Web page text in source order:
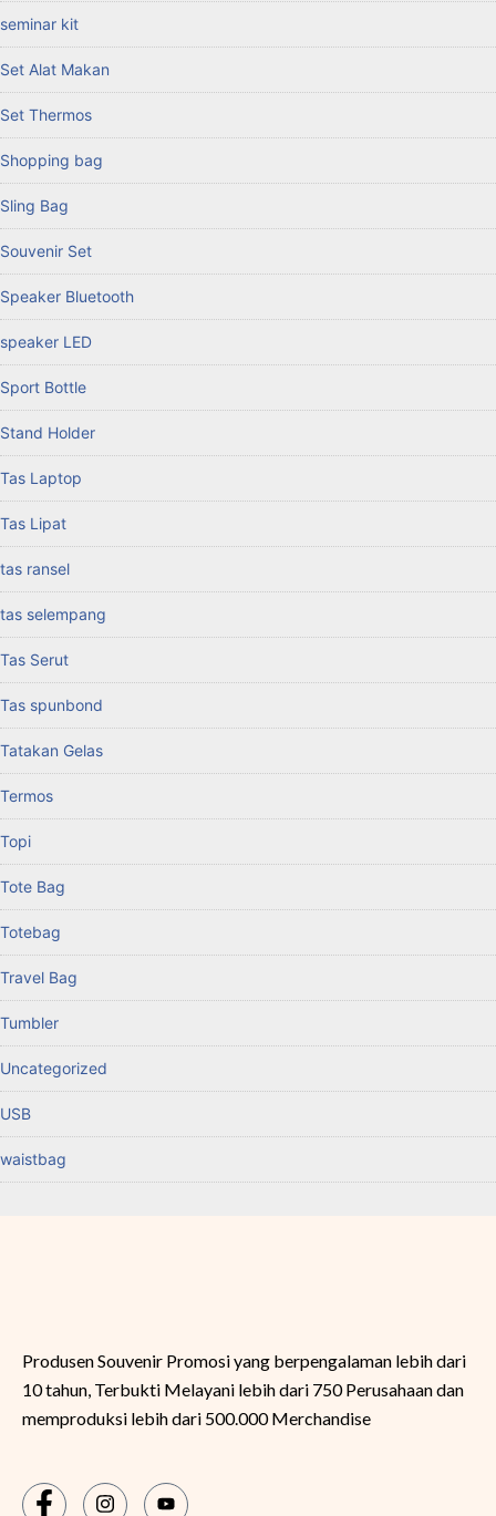
seminar kit
Set Alat Makan
Set Thermos
Shopping bag
Sling Bag
Souvenir Set
Speaker Bluetooth
speaker LED
Sport Bottle
Stand Holder
Tas Laptop
Tas Lipat
tas ransel
tas selempang
Tas Serut
Tas spunbond
Tatakan Gelas
Termos
Topi
Tote Bag
Totebag
Travel Bag
Tumbler
Uncategorized
USB
waistbag
Produsen Souvenir Promosi yang berpengalaman lebih dari
10 tahun, Terbukti Melayani lebih dari 750 Perusahaan dan
memproduksi lebih dari 500.000 Merchandise